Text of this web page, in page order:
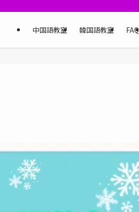
中国語教室 韓国語教室 FAQ